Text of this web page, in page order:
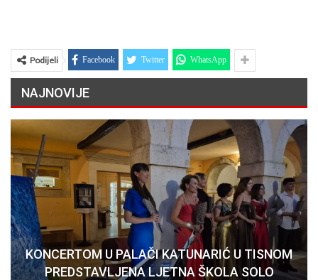
Podijeli Facebook Twitter WhatsApp
NAJNOVIJE
KONCERTOM U PALAČI KATUNARIĆ U TISNOM
PREDSTAVLJENA LJETNA ŠKOLA SOLO